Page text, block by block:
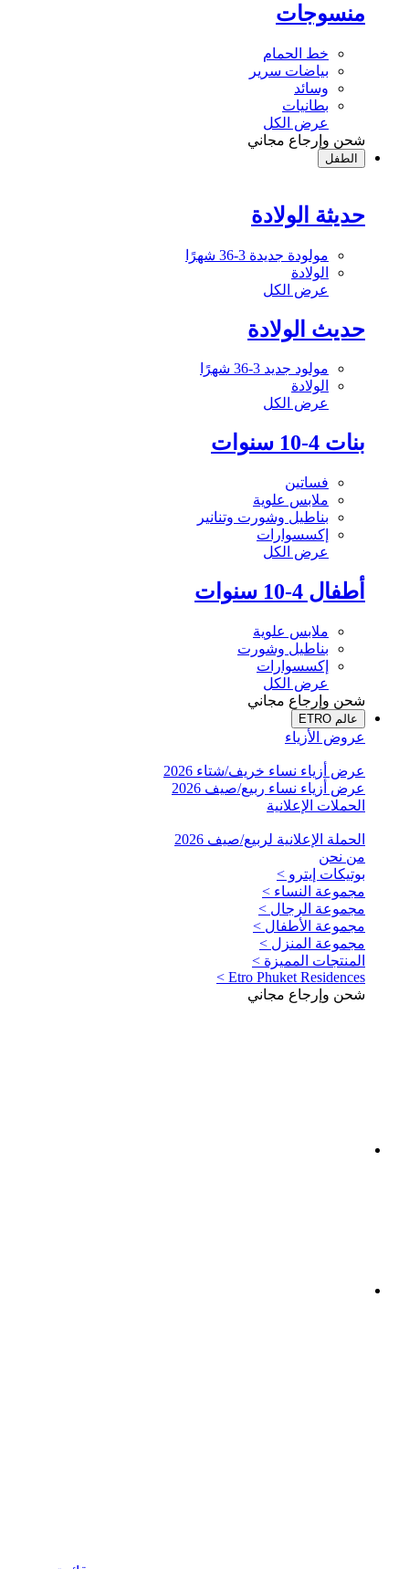
منسوجات
خط الحمام
بياضات سرير
وسائد
بطانيات
عرض الكل
شحن وإرجاع مجاني
الطفل
حديثة الولادة
مولودة جديدة 3-36 شهرًا
الولادة
عرض الكل
حديث الولادة
مولود جديد 3-36 شهرًا
الولادة
عرض الكل
بنات 4-10 سنوات
فساتين
ملابس علوية
بناطيل وشورت وتنانير
إكسسوارات
عرض الكل
أطفال 4-10 سنوات
ملابس علوية
بناطيل وشورت
إكسسوارات
عرض الكل
شحن وإرجاع مجاني
عالم ETRO
عروض الأزياء
عرض أزياء نساء خريف/شتاء 2026
عرض أزياء نساء ربيع/صيف 2026
الحملات الإعلانية
الحملة الإعلانية لربيع/صيف 2026
من نحن
بوتيكات إيترو >
مجموعة النساء >
مجموعة الرجال >
مجموعة الأطفال >
مجموعة المنزل >
المنتجات المميزة >
Etro Phuket Residences >
شحن وإرجاع مجاني